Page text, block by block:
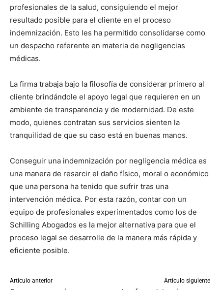
profesionales de la salud, consiguiendo el mejor
resultado posible para el cliente en el proceso
indemnización. Esto les ha permitido consolidarse como
un despacho referente en materia de negligencias
médicas.
La firma trabaja bajo la filosofía de considerar primero al
cliente brindándole el apoyo legal que requieren en un
ambiente de transparencia y de modernidad. De este
modo, quienes contratan sus servicios sienten la
tranquilidad de que su caso está en buenas manos.
Conseguir una indemnización por negligencia médica es
una manera de resarcir el daño físico, moral o económico
que una persona ha tenido que sufrir tras una
intervención médica. Por esta razón, contar con un
equipo de profesionales experimentados como los de
Schilling Abogados es la mejor alternativa para que el
proceso legal se desarrolle de la manera más rápida y
eficiente posible.
Artículo anterior Artículo siguiente